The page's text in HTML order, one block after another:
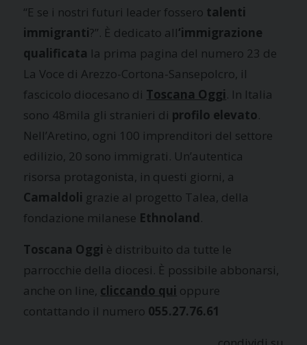
“E se i nostri futuri leader fossero talenti
immigranti?”. È dedicato all‘immigrazione
qualificata la prima pagina del numero 23 de
La Voce di Arezzo-Cortona-Sansepolcro, il
fascicolo diocesano di Toscana Oggi. In Italia
sono 48mila gli stranieri di profilo elevato.
Nell’Aretino, ogni 100 imprenditori del settore
edilizio, 20 sono immigrati. Un’autentica
risorsa protagonista, in questi giorni, a
Camaldoli grazie al progetto Talea, della
fondazione milanese Ethnoland.
Toscana Oggi è distribuito da tutte le
parrocchie della diocesi. È possibile abbonarsi,
anche on line, cliccando qui oppure
contattando il numero 055.27.76.61